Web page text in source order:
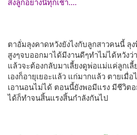
ส่งลูกอย่างนี้ทุกเช้า....
ตาอั่มลุงคาดหวังยังไงกับลูกสาวคนนี้ ลุ
สูงๆจบออกมาได้มีงานดีๆทำไม่ได้หวังว่
แล้วจะต้องกลับมาเลี้ยงดูพ่อแม่แค่ลูกเลี้
เองก็อายุเยอะแล้ว แก่มากแล้ว ตายเมื่
เอานอนไม่ได้ ตอนนี้ยังพอมีแรง มีชีวิตอ
ได้ก็ทำจนสิ้นแรงสิ้นกำลังกันไป